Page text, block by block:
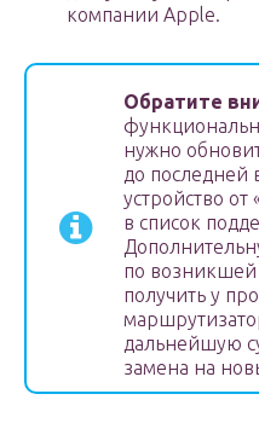
компании Apple.
Обратите
нужно
до последней
устройство
в список
по
получить у
дальнейшую
замена на